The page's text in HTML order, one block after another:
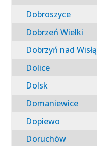
Dobroszyce
Dobrzeń Wielki
Dobrzyń nad Wisłą
Dolice
Dolsk
Domaniewice
Dopiewo
Doruchów